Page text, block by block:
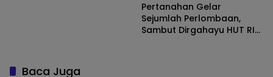
Pertanahan Gelar
Sejumlah Perlombaan,
Sambut Dirgahayu HUT RI
Baca Juga